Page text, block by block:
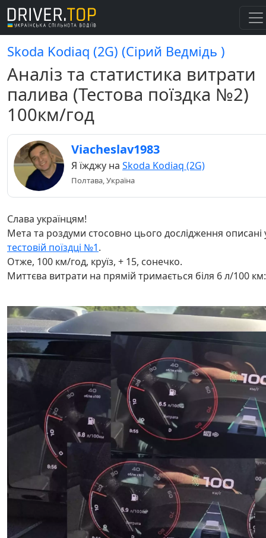
Skoda Kodiaq (2G) (Cірий Ведмідь )
Аналіз та статистика витрати
палива (Тестова поїздка №2)
100км/год
Viacheslav1983
Я їжджу на Skoda Kodiaq (2G)
Полтава, Україна
Слава українцям!
Мета та роздуми стосовно цього дослідження описані
тестовій поїздці №1.
Отже, 100 км/год, круїз, + 15, сонечко.
Миттєва витрати на прямій тримається біля 6 л/100 км: